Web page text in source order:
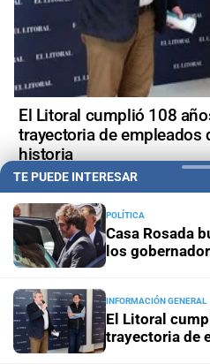
El Litoral cumplió 108
trayectoria de empleados
historia
+Política
TE PUEDE INTERESAR
POLÍTICA
Casa Rosada
los
INFORMACIÓN GENERAL
El Litoral
trayectoria de